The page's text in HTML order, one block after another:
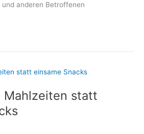
anderen Betroffenen
Mahlzeiten statt